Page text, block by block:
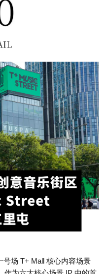
号场 T+ Mall 核心内容场景